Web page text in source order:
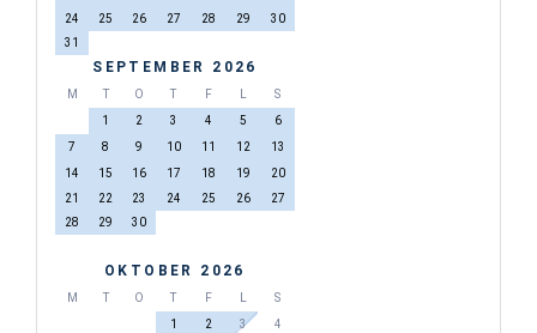
24
25 26 27 28 29
30
31
SEPTEMBER 2026
M O F L
S
1
2 3 4 5
6
7
8 9 10 11 12
13
14
15 16 17 18 19
20
21
22 23 24 25 26
27
28
29 30
OKTOBER 2026
M O F L
S
1
2 3
4